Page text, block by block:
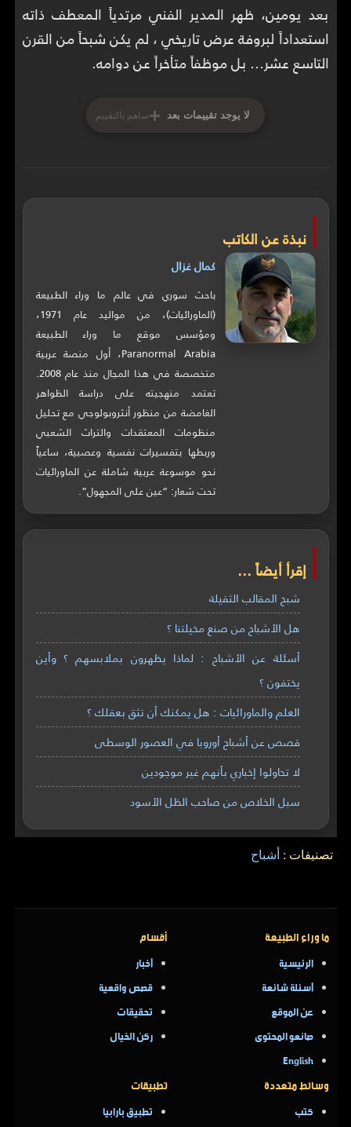
بعد يومين، ظهر المدير الفني مرتدياً المعطف ذاته
استعداداً لبروفة عرض تاريخي ، لم يكن شبحاً من القرن
التاسع عشر… بل موظفاً متأخراً عن دوامه.
لا يوجد تقييمات بعد +ساهم بالتقييم
نبذة عن الكاتب
كمال غزال
باحث سوري في عالم ما وراء الطبيعة
(الماورائيات)، من مواليد عام 1971،
ومؤسس موقع ما وراء الطبيعة
Paranormal Arabia، أول منصة عربية
متخصصة في هذا المجال منذ عام 2008.
تعتمد منهجيته على دراسة الظواهر
الغامضة من منظور أنثروبولوجي مع تحليل
منظومات المعتقدات والتراث الشعبي
وربطها بتفسيرات نفسية وعصبية، ساعياً
نحو موسوعة عربية شاملة عن الماورائيات
تحت شعار: “عين على المجهول”.
إقرأ أيضاً ...
شبح المقالب الثقيلة
هل الأشباح من صنع مخيلتنا ؟
أسئلة عن الأشباح : لماذا يظهرون بملابسهم ؟ وأين
يختفون ؟
العلم والماورائيات : هل يمكنك أن تثق بعقلك ؟
قصص عن أشباح أوروبا في العصور الوسطى
لا تحاولوا إخباري بأنهم غير موجودين
سبل الخلاص من صاحب الظل الأسود
تصنيفات : أشباح
ما وراء الطبيعة
الرئيسية
أسئلة شائعة
عن الموقع
صانعو المحتوى
English
أقسام
أخبار
قصص واقعية
تحقيقات
ركن الخيال
وسائط متعددة
كتب
تطبيقات
تطبيق بارابيا